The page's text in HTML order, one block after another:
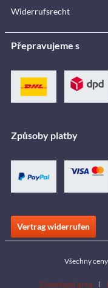
Widerrufsrecht
Přepravujeme s
Způsoby platby
Vertrag widerrufen
Všechny
Download area